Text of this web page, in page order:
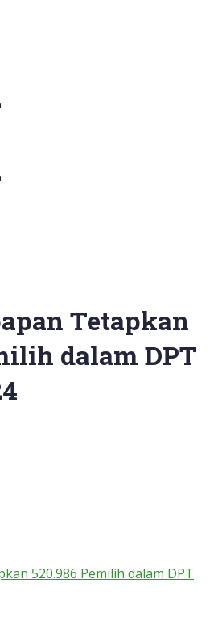
Tetapkan
dalam DPT